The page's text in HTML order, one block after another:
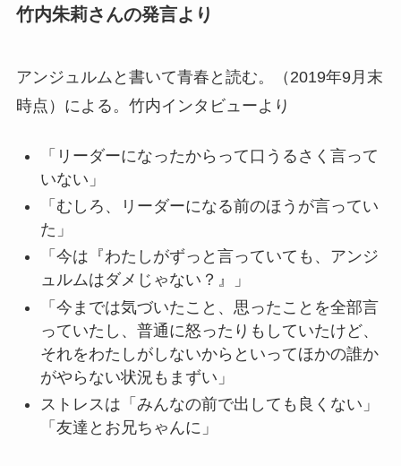
竹内朱莉さんの発言より
アンジュルムと書いて青春と読む。（2019年9月末
時点）による。竹内インタビューより
「リーダーになったからって口うるさく言って
いない」
「むしろ、リーダーになる前のほうが言ってい
た」
「今は『わたしがずっと言っていても、アンジ
ュルムはダメじゃない？』」
「今までは気づいたこと、思ったことを全部言
っていたし、普通に怒ったりもしていたけど、
それをわたしがしないからといってほかの誰か
がやらない状況もまずい」
ストレスは「みんなの前で出しても良くない」
「友達とお兄ちゃんに」